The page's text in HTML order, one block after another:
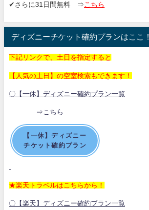
✔さらに31日間無料 ⇒ こちら
ディズニーチケット確約プランはここ！
下記リンクで、土日を指定すると
【人気の土日】の空室検索もできます！
〇【一休】ディズニー確約プラン一覧
⇒こちら
【一休】ディズニー
チケット確約プラン
★楽天トラベルはこちらから！
〇【楽天】ディズニー確約プラン一覧